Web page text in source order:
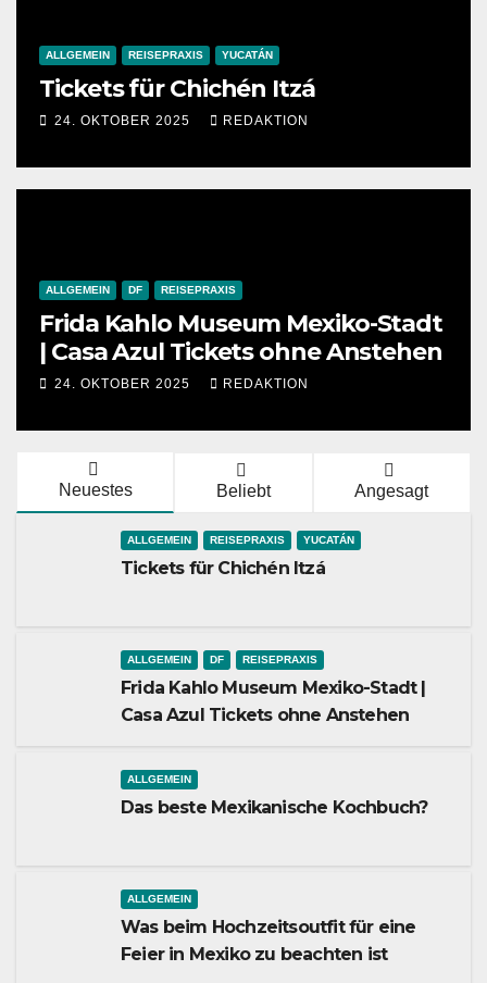
ALLGEMEIN REISEPRAXIS YUCATÁN
Tickets für Chichén Itzá
24. OKTOBER 2025 REDAKTION
ALLGEMEIN DF REISEPRAXIS
Frida Kahlo Museum Mexiko-Stadt
| Casa Azul Tickets ohne Anstehen
24. OKTOBER 2025 REDAKTION
Neuestes Beliebt Angesagt
ALLGEMEIN REISEPRAXIS YUCATÁN
Tickets für Chichén Itzá
ALLGEMEIN DF REISEPRAXIS
Frida Kahlo Museum Mexiko-Stadt |
Casa Azul Tickets ohne Anstehen
ALLGEMEIN
Das beste Mexikanische Kochbuch?
ALLGEMEIN
Was beim Hochzeitsoutfit für eine
Feier in Mexiko zu beachten ist